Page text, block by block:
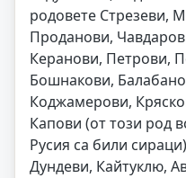
родовете Стрезеви,
Проданови,
Керанови, Петрови,
Бошнакови,
Коджамерови,
Капови (от този род
Русия са били
Дундеви, Кайтуклю,